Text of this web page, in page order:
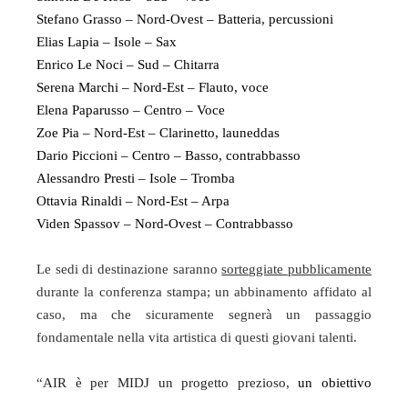
Stefano Grasso – Nord-Ovest – Batteria, percussioni
Elias Lapia – Isole – Sax
Enrico Le Noci – Sud – Chitarra
Serena Marchi – Nord-Est – Flauto, voce
Elena Paparusso – Centro – Voce
Zoe Pia – Nord-Est – Clarinetto, launeddas
Dario Piccioni – Centro – Basso, contrabbasso
Alessandro Presti – Isole – Tromba
Ottavia Rinaldi – Nord-Est – Arpa
Viden Spassov – Nord-Ovest – Contrabbasso
Le sedi di destinazione sarannosorteggiate pubblicamente
durante la conferenza stampa; un abbinamento affidato al
caso, ma che sicuramente segnerà un passaggio
fondamentale nella vita artistica di questi giovani talenti.
“AIR è per MIDJ un progetto prezioso, un obiettivo